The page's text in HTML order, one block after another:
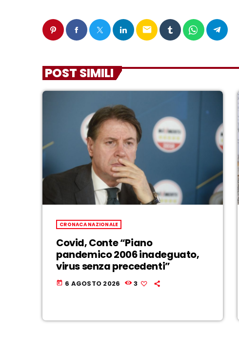
email
POST SIMILI
CRONACA NAZIONALE
Covid, Conte “Piano
pandemico 2006 inadeguato,
virus senza precedenti”
today 6 AGOSTO 2026 3